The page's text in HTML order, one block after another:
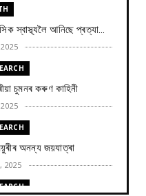
স্বাস্থ্যলৈ আনিছে প্ৰত্যা...
চুমনৰ কৰুণ কাহিনী
অনন্য জয়যাত্ৰা
2025